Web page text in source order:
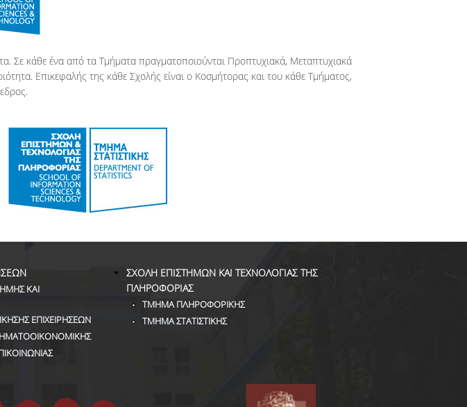
Σε κάθε ένα από τα Τμήματα πραγματοποιούνται Προπτυχιακά, Μεταπτυχιακά
Επικεφαλής της κάθε Σχολής είναι ο Κοσμήτορας και του κάθε Τμήματος,
ΚΑΙ
ΕΠΙΧΕΙΡΗΣΕΩΝ
ΣΧΟΛΗ ΕΠΙΣΤΗΜΩΝ ΚΑΙ ΤΕΧΝΟΛΟΓΙΑΣ ΤΗΣ
ΠΛΗΡΟΦΟΡΙΑΣ
ΤΜΗΜΑ ΠΛΗΡΟΦΟΡΙΚΗΣ
ΤΜΗΜΑ ΣΤΑΤΙΣΤΙΚΗΣ